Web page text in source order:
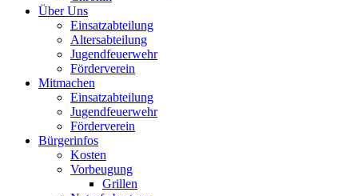
Über Uns
Einsatzabteilung
Altersabteilung
Jugendfeuerwehr
Förderverein
Mitmachen
Einsatzabteilung
Jugendfeuerwehr
Förderverein
Bürgerinfos
Kosten
Vorbeugung
Grillen